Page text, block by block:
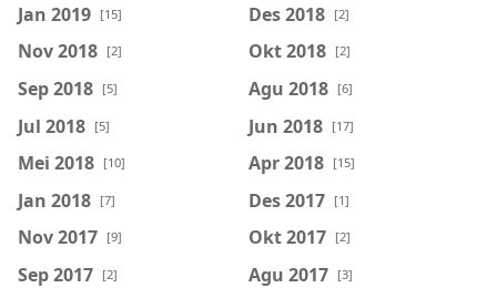
Jan 2019 [15] Des 2018 [2]
Nov 2018 [2] Okt 2018 [2]
Sep 2018 [5] Agu 2018 [6]
Jul 2018 [5] Jun 2018 [17]
Mei 2018 [10] Apr 2018 [15]
Jan 2018 [7] Des 2017 [1]
Nov 2017 [9] Okt 2017 [2]
Sep 2017 [2] Agu 2017 [3]